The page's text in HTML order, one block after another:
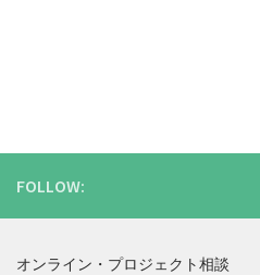
FOLLOW:
オンライン・プロジェクト相談